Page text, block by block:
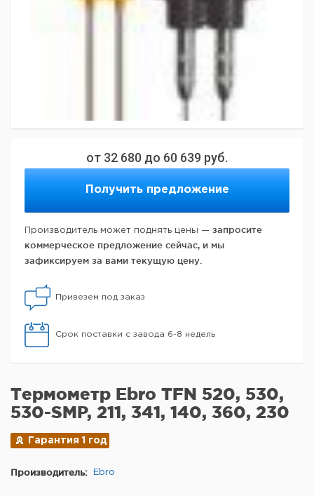
от 32 680 до 60 639 руб.
Получить предложение
Производитель может поднять цены — запросите
коммерческое предложение сейчас, и мы
зафиксируем за вами текущую цену.
Привезем под заказ
Срок поставки с завода 6-8 недель
Термометр Ebro TFN 520, 530,
530-SMP, 211, 341, 140, 360, 230
Гарантия 1 год
Производитель: Ebro